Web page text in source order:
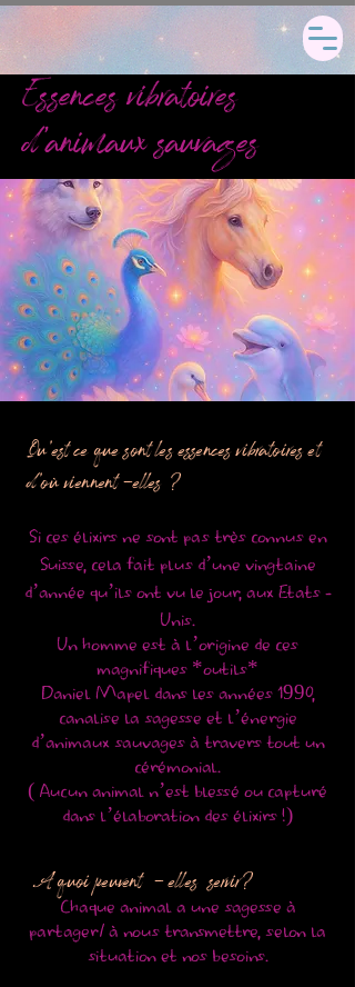
Essences vibratoires
d'animaux sauvages
Qu'est ce que sont les essences vibratoires et
d'où viennent -elles ?
A quoi peuvent - elles servir?
Si ces élixirs ne sont pas très connus en
Suisse, cela fait plus d’une vingtaine
d’année qu’ils ont vu le jour, aux Etats -
Unis.
Un homme est à l’origine de ces
magnifiques *outils*
Daniel Mapel dans les années 1990,
canalise la sagesse et l’énergie
d’animaux sauvages à travers tout un
cérémonial.
( Aucun animal n’est blessé ou capturé
dans l’élaboration des élixirs !)
Chaque animal a une sagesse à
partager/ à nous transmettre, selon la
situation et nos besoins.